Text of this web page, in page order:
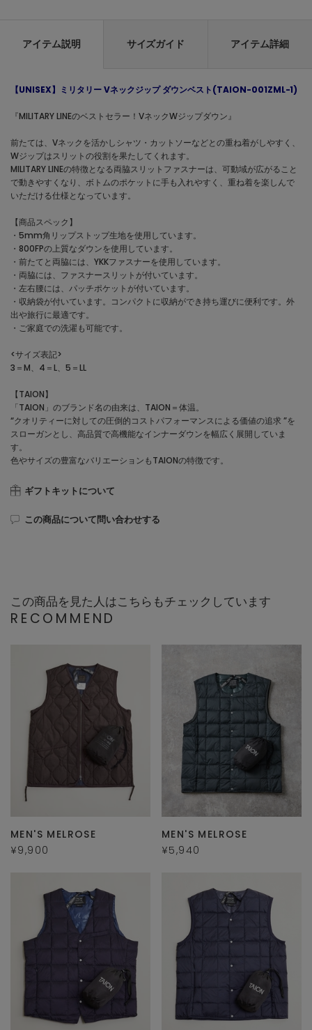
アイテム説明 サイズガイド アイテム詳細
【UNISEX】ミリタリー Vネックジップ ダウンベスト(TAION-001ZML-1)
『MILITARY LINEのベストセラー！VネックWジップダウン』
前たては、Vネックを活かしシャツ・カットソーなどとの重ね着がしやすく、
Wジップはスリットの役割を果たしてくれます。
MILITARY LINEの特徴となる両脇スリットファスナーは、可動域が広がること
で動きやすくなり、ボトムのポケットに手も入れやすく、重ね着を楽しんで
いただける仕様となっています。
【商品スペック】
・5mm角リップストップ生地を使用しています。
・800FPの上質なダウンを使用しています。
・前たてと両脇には、YKKファスナーを使用しています。
・両脇には、ファスナースリットが付いています。
・左右腰には、パッチポケットが付いています。
・収納袋が付いています。コンパクトに収納ができ持ち運びに便利です。外
出や旅行に最適です。
・ご家庭での洗濯も可能です。
<サイズ表記>
3＝M、4＝L、5＝LL
【TAION】
「TAION」のブランド名の由来は、TAION＝体温。
“クオリティーに対しての圧倒的コストパフォーマンスによる価値の追求 ”を
スローガンとし、高品質で高機能なインナーダウンを幅広く展開していま
す。
色やサイズの豊富なバリエーションもTAIONの特徴です。
ギフトキットについて
この商品について問い合わせする
この商品を見た人はこちらもチェックしています
RECOMMEND
MEN'S MELROSE
¥9,900
MEN'S MELROSE
¥5,940